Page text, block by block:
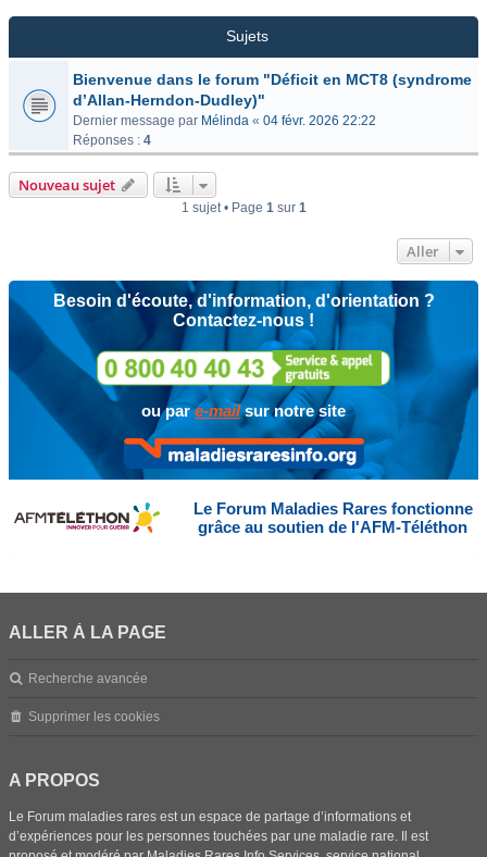
Sujets
Bienvenue dans le forum "Déficit en MCT8 (syndrome
d’Allan-Herndon-Dudley)"
Dernier message par Mélinda « 04 févr. 2026 22:22
Réponses : 4
Nouveau sujet
1 sujet • Page 1sur 1
Aller
Besoin d'écoute, d'information, d'orientation ?
Contactez-nous !
ou pare-mailsur notre site
Le Forum Maladies Rares fonctionne
grâce au soutien de l'AFM-Téléthon
ALLER À LA PAGE
Recherche avancée
Supprimer les cookies
A PROPOS
Le Forum maladies rares est un espace de partage d’informations et
d’expériences pour les personnes touchées par une maladie rare. Il est